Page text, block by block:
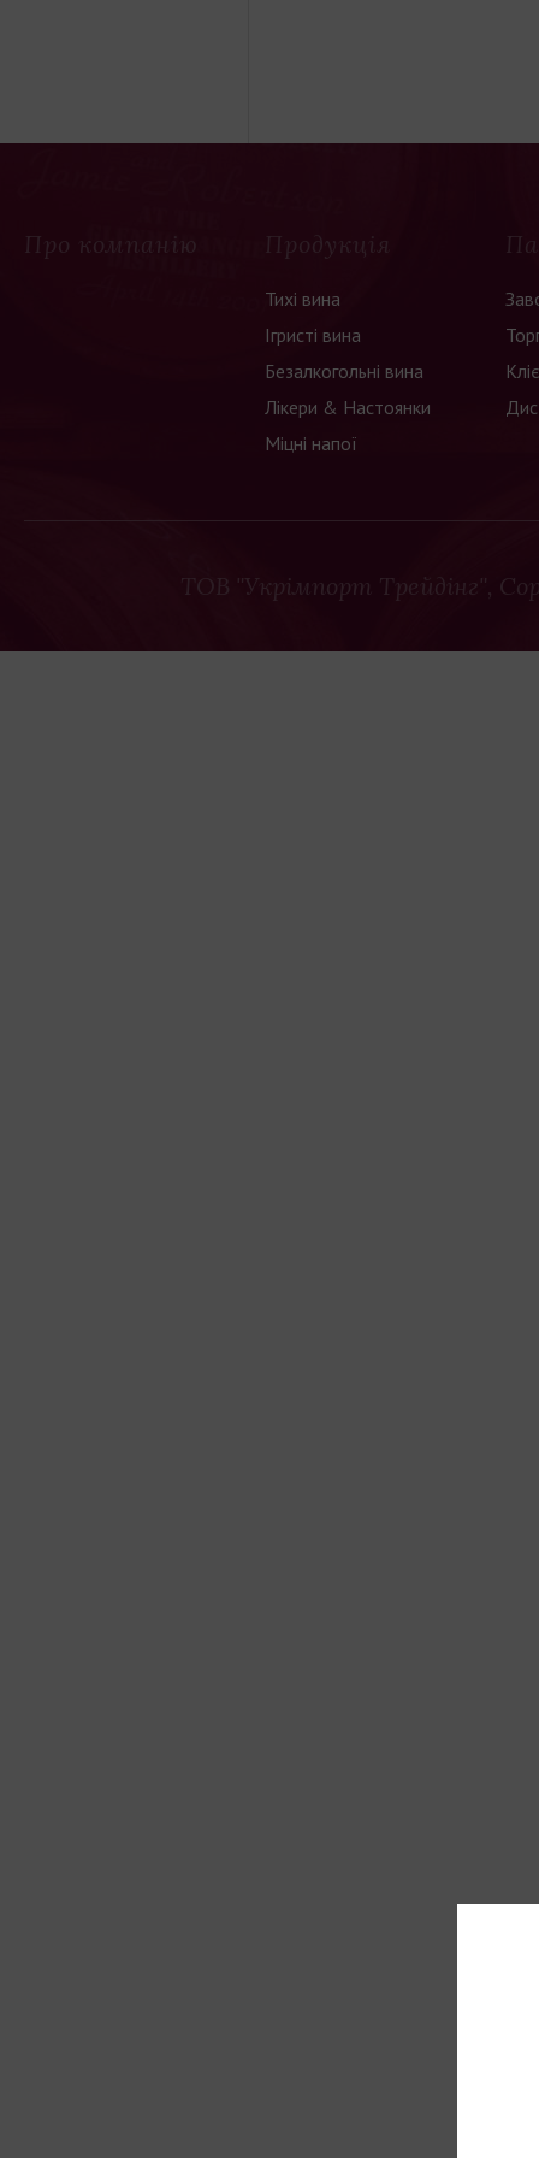
Про компанію Продукція
Тихі вина
Ігристі вина
Безалкогольні вина
Лікери & Настоянки
Міцні напої
ТОВ "Укрімпорт Трейдінг",